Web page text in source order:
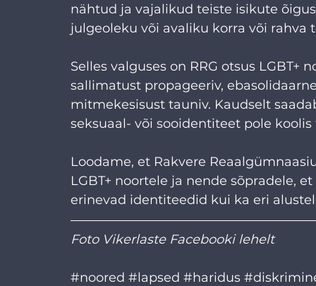
nähtud ja vajalikud teiste isikute
julgeoleku või avaliku korra või rahva
Selles valguses on RRG otsus
sallimatust propageeriv,
mitmekesisust tauniv. Kaudselt
seksuaal- või sooidentiteet pole
Loodame, et Rakvere
LGBT+ noortele ja nende sõpradele,
erinevad identiteedid kui ka eri
Foto Vikerlaste Facebooki lehelt
#noored #lapsed #haridus